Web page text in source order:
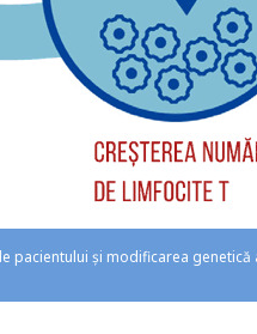
pacientului și modificarea